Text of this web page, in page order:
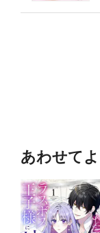
あわせて